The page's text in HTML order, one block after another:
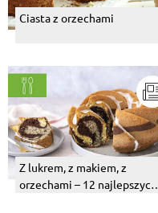
Ciasta z orzechami
Z lukrem, z makiem, z
orzechami – 12 najlepszych